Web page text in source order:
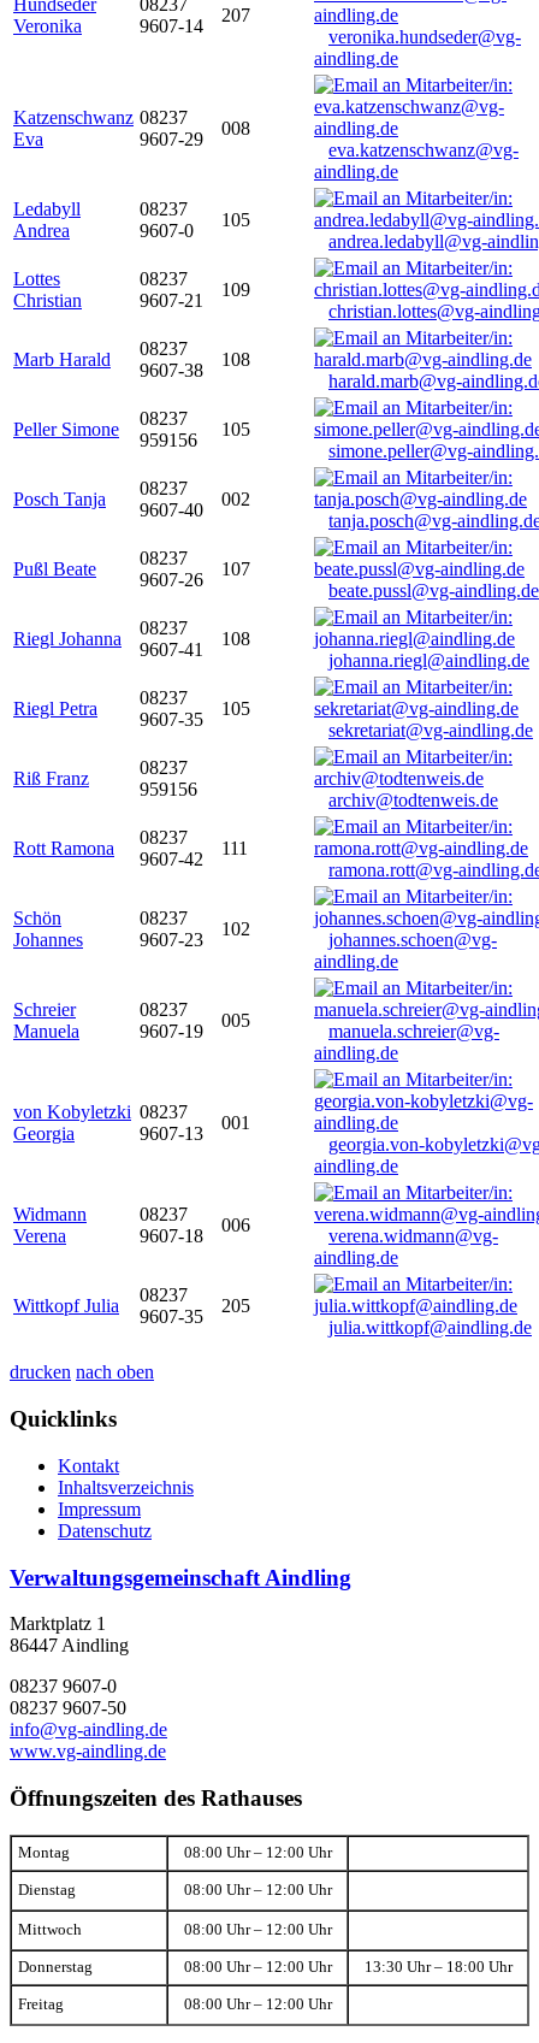
Hundseder
Veronika
08237
9607-14
207
veronika.hundseder@vg-
aindling.de
Katzenschwanz
Eva
08237
9607-29
008
eva.katzenschwanz@vg-
aindling.de
Ledabyll
Andrea
08237
9607-0
105
andrea.ledabyll@vg-
Lottes
Christian
08237
9607-21
109
christian.lottes@vg-
Marb Harald
08237
9607-38
108
harald.marb@vg-
Peller Simone
08237
959156
105
simone.peller@vg-
Posch Tanja
08237
9607-40
002
tanja.posch@vg-
Pußl Beate
08237
9607-26
107
beate.pussl@vg-aindling.de
Riegl Johanna
08237
9607-41
108
johanna.riegl@aindling.de
Riegl Petra
08237
9607-35
105
sekretariat@vg-aindling.de
Riß Franz
08237
959156
archiv@todtenweis.de
Rott Ramona
08237
9607-42
111
ramona.rott@vg-
Schön
Johannes
08237
9607-23
102
johannes.schoen@vg-
aindling.de
Schreier
Manuela
08237
9607-19
005
manuela.schreier@vg-
aindling.de
von Kobyletzki
Georgia
08237
9607-13
001
georgia.von-
aindling.de
Widmann
Verena
08237
9607-18
006
verena.widmann@vg-
aindling.de
Wittkopf Julia
08237
9607-35
205
julia.wittkopf@aindling.de
drucken nach oben
Quicklinks
Kontakt
Inhaltsverzeichnis
Impressum
Datenschutz
Verwaltungsgemeinschaft Aindling
Marktplatz 1
86447 Aindling
08237 9607-0
08237 9607-50
info@vg-aindling.de
www.vg-aindling.de
Öffnungszeiten des Rathauses
Montag 08:00 Uhr – 12:00 Uhr
Dienstag 08:00 Uhr – 12:00 Uhr
Mittwoch 08:00 Uhr – 12:00 Uhr
Donnerstag 08:00 Uhr – 12:00 Uhr 13:30 Uhr – 18:00 Uhr
Freitag 08:00 Uhr – 12:00 Uhr